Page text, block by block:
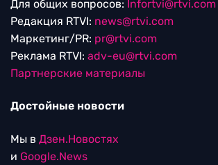
Для общих вопросов: Infortvi@rtvi.com
Редакция RTVI: news@rtvi.com
Маркетинг/PR: pr@rtvi.com
Реклама RTVI: adv-eu@rtvi.com
Партнерские материалы
Достойные новости
Мы в Дзен.Новостях
и Google.News